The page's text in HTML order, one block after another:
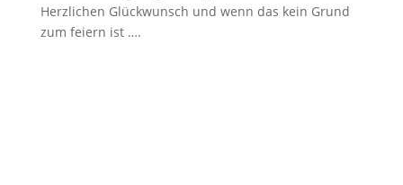
Herzlichen Glückwunsch und wenn das kein Grund
zum feiern ist ….